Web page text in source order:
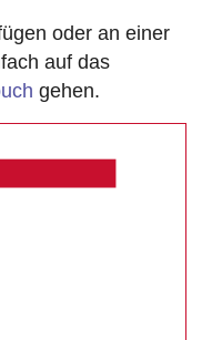
oder an einer
auf das
gehen.